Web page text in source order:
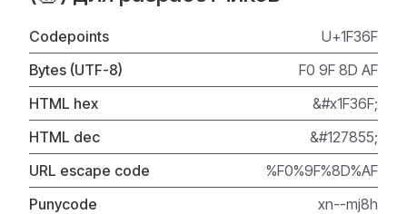
Codepoints
U+1F36F
Bytes (UTF-8)
F0 9F 8D AF
HTML hex
&#x1F36F;
HTML dec
&#127855;
URL escape code
%F0%9F%8D%AF
Punycode
xn--mj8h